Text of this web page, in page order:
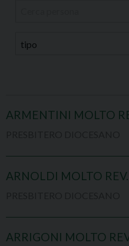
ARMENTINI MOLTO
ARNOLDI MOLTO
ARRIGONI MOLTO